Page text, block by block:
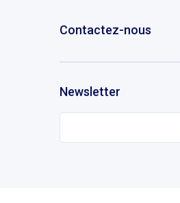
Contactez-nous
Newsletter